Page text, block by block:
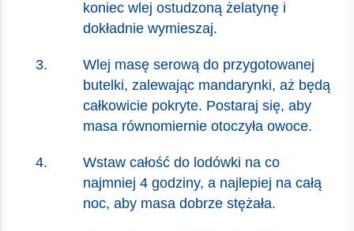
koniec wlej ostudzoną żelatynę i
dokładnie wymieszaj.
Wlej masę serową do przygotowanej
butelki, zalewając mandarynki, aż będą
całkowicie pokryte. Postaraj się, aby
masa równomiernie otoczyła owoce.
Wstaw całość do lodówki na co
najmniej 4 godziny, a najlepiej na całą
noc, aby masa dobrze stężała.